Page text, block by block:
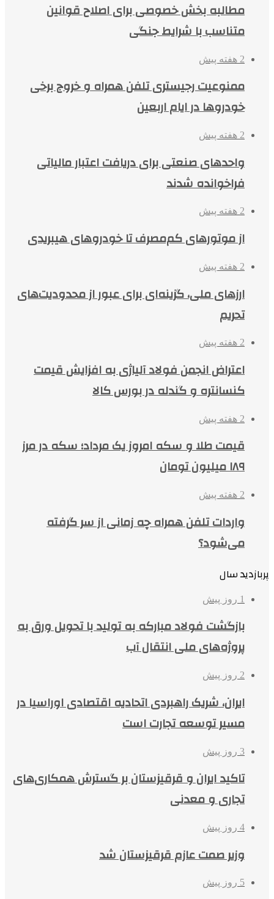
مطالبه بخش خصوصی برای اصلاح قوانین
متناسب با شرایط جنگی
2 هفته پیش
ممنوعیت رجیستری تلفن همراه و خروج برخی
خودروها در ایام اربعین
2 هفته پیش
واحدهای صنعتی برای دریافت اعتبار مالیاتی
فراخوانده شدند
2 هفته پیش
از موتورهای کم‌مصرف تا خودروهای هیبریدی
2 هفته پیش
ارزهای ملی، گزینه‌ای برای عبور از محدودیت‌های
تحریم
2 هفته پیش
اعتراض انجمن فولاد آلیاژی به افزایش قیمت
کنسانتره و گندله در بورس کالا
2 هفته پیش
قیمت طلا و سکه امروز یک مرداد؛ سکه در مرز
۱۸۹ میلیون تومان
2 هفته پیش
واردات تلفن همراه چه زمانی از سر گرفته
می‌شود؟
پربازدید سال
1 روز پیش
بازگشت فولاد مبارکه به تولید با تحویل ورق به
پروژه‌های ملی انتقال آب
2 روز پیش
ایران، شریک راهبردی اتحادیه اقتصادی اوراسیا در
مسیر توسعه تجارت است
3 روز پیش
تاکید ایران و قرقیزستان بر گسترش همکاری‌های
تجاری و معدنی
4 روز پیش
وزیر صمت عازم قرقیزستان شد
5 روز پیش